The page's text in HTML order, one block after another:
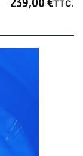
TTC.